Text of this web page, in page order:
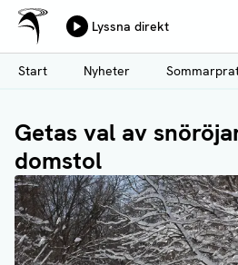
Hoppa
till
huvudinnehåll
Ålands Radio & TV
Lyssna direkt
Start
Nyheter
Getas val av
domstol